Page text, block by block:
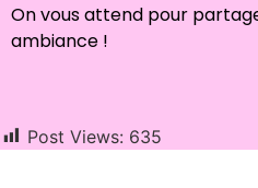
On vous attend pour
ambiance !
Post Views: 635